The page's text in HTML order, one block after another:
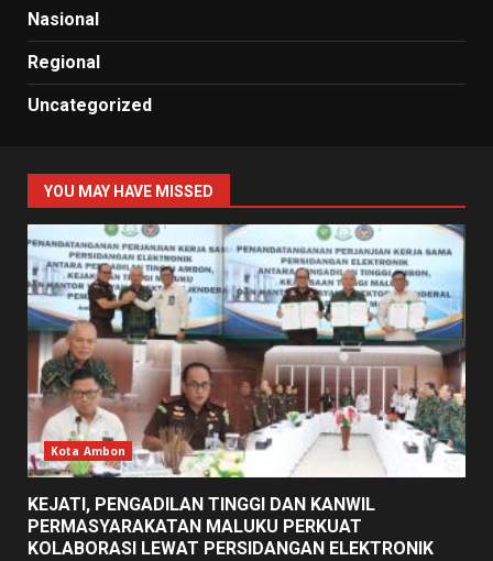
Nasional
Regional
Uncategorized
YOU MAY HAVE MISSED
Kota Ambon
KEJATI, PENGADILAN TINGGI DAN KANWIL
PERMASYARAKATAN MALUKU PERKUAT
KOLABORASI LEWAT PERSIDANGAN ELEKTRONIK